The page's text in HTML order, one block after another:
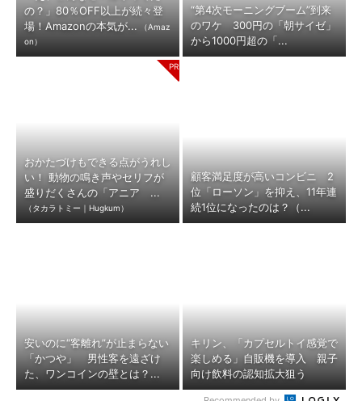
の？」80％OFF以上が続々登
場！Amazonの本気が...
（Amaz
on）
“第4次モーニングブーム”到来
のワケ 300円の「朝サイゼ」
から1000円超の「...
おかたづけもできる点がうれし
い！ 動物の鳴き声やセリフが
盛りだくさんの「アニア ...
（タカラトミー｜Hugkum）
顧客満足度が高いコンビニ 2
位「ローソン」を抑え、11年連
続1位になったのは？（...
安いのに“客離れ”が止まらない
「かつや」 男性客を遠ざけ
た、ワンコインの壁とは？...
キリン、「カプセルトイ感覚で
楽しめる」自販機を導入 親子
向け飲料の認知拡大狙う